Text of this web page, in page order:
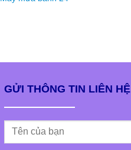
GỬI THÔNG TIN LIÊN HỆ